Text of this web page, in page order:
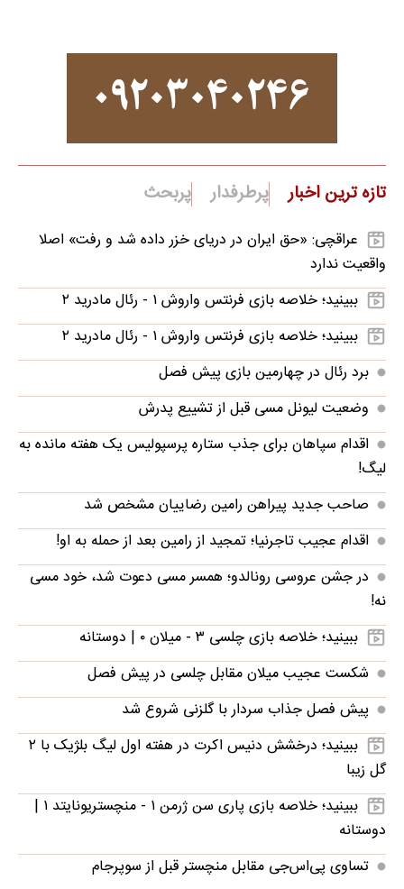
تازه ترین اخبار پرطرفدار پربحث
عراقچی: «حق ایران در دریای خزر داده شد و رفت» اصلا
واقعیت ندارد
ببینید؛ خلاصه بازی فرنتس واروش ۱ - رئال مادرید ۲
ببینید؛ خلاصه بازی فرنتس واروش ۱ - رئال مادرید ۲
برد رئال در چهارمین بازی پیش فصل
وضعیت لیونل مسی قبل از تشییع پدرش
اقدام سپاهان برای جذب ستاره پرسپولیس یک هفته مانده به
لیگ!
صاحب جدید پیراهن رامین رضاییان مشخص شد
اقدام عجیب تاجرنیا؛ تمجید از رامین بعد از حمله به او!
در جشن عروسی رونالدو؛ همسر مسی دعوت شد، خود مسی
نه!
ببینید؛ خلاصه بازی چلسی ۳ - میلان ۰ | دوستانه
شکست عجیب میلان مقابل چلسی در پیش فصل
پیش فصل جذاب سردار با گلزنی شروع شد
ببینید؛ درخشش دنیس اکرت در هفته اول لیگ بلژیک با ۲
گل زیبا
ببینید؛ خلاصه بازی پاری سن ژرمن ۱ - منچستریونایتد ۱ |
دوستانه
تساوی پی‌اس‌جی مقابل منچستر قبل از سوپرجام